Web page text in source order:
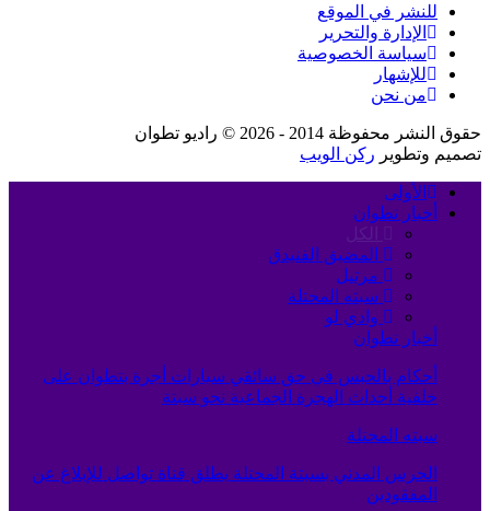
للنشر في الموقع
الإدارة والتحرير
سياسة الخصوصية
للإشهار
من نحن
حقوق النشر محفوظة 2014 - 2026 © راديو تطوان
تصميم وتطوير ركن الويب
الأولى
أخبار تطوان
الكل
المضيق الفنيدق
مرتيل
سبته المحتلة
وادي لو
أخبار تطوان
أحكام بالحبس في حق سائقي سيارات أجرة بتطوان على
خلفية أحداث الهجرة الجماعية نحو سبتة
سبته المحتلة
الحرس المدني بسبتة المحتلة يطلق قناة تواصل للإبلاغ عن
المفقودين